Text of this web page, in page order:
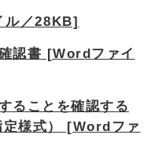
ル／28KB]
認書 [Wordファイ
ることを確認する
定様式） [Wordファ